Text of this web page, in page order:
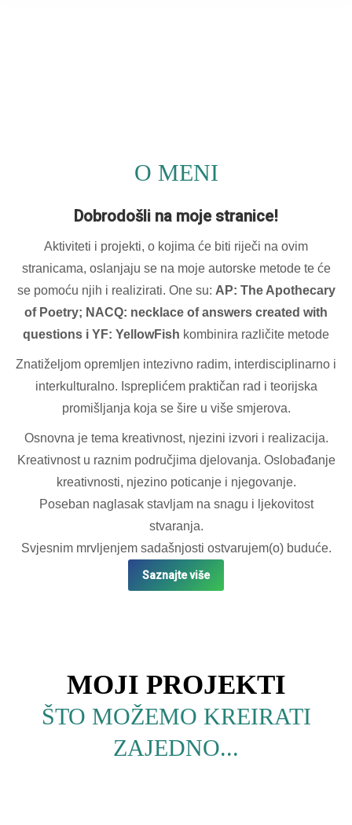
O MENI
Dobrodošli na moje stranice!
Aktiviteti i projekti, o kojima će biti riječi na ovim
stranicama, oslanjaju se na moje autorske metode te će
se pomoću njih i realizirati. One su: AP: The Apothecary
of Poetry; NACQ: necklace of answers created with
questions i YF: YellowFish kombinira različite metode
Znatiželjom opremljen intezivno radim, interdisciplinarno i
interkulturalno. Ispreplićem praktičan rad i teorijska
promišljanja koja se šire u više smjerova.
Osnovna je tema kreativnost, njezini izvori i realizacija.
Kreativnost u raznim područjima djelovanja. Oslobađanje
kreativnosti, njezino poticanje i njegovanje.
Poseban naglasak stavljam na snagu i ljekovitost
stvaranja.
Svjesnim mrvljenjem sadašnjosti ostvarujem(o) buduće.
Saznajte više
MOJI PROJEKTI
ŠTO MOŽEMO KREIRATI
ZAJEDNO...